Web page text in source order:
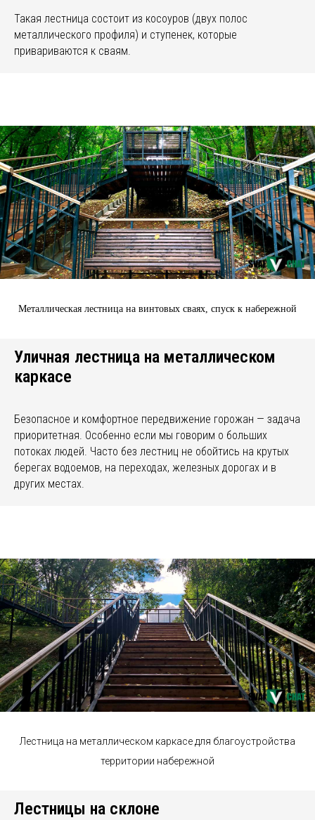
Такая лестница состоит из косоуров (двух полос
металлического профиля) и ступенек, которые
привариваются к сваям.
Металлическая лестница на винтовых сваях, спуск к набережной
Уличная лестница на металлическом
каркасе
Безопасное и комфортное передвижение горожан — задача
приоритетная. Особенно если мы говорим о больших
потоках людей. Часто без лестниц не обойтись на крутых
берегах водоемов, на переходах, железных дорогах и в
других местах.
Лестница на металлическом каркасе для благоустройства
территории набережной
Лестницы на склоне